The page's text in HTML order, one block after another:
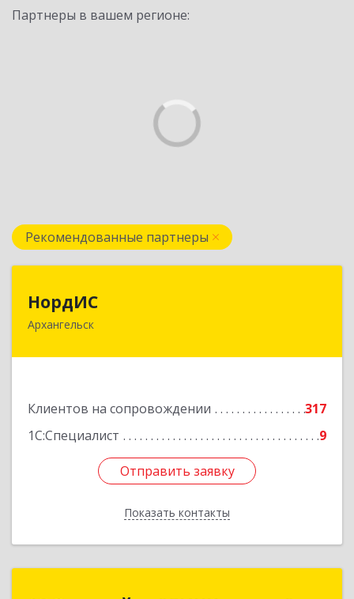
Партнеры в вашем регионе:
Рекомендованные партнеры
НордИС
Архангельск
Клиентов на сопровождении
317
1С:Специалист
9
Отправить заявку
Показать контакты
163071, Архангельская обл, Архангельск г,
Отправить заявку
Назад
1С:Франчайзи "ЛИНК-сервис"